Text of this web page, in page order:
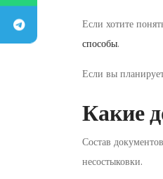
Если хотите
способы.
Если вы
Какие
Состав
несостыковки.